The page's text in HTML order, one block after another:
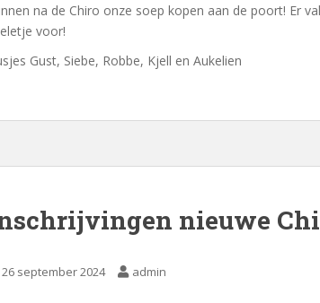
na de Chiro onze soep kopen aan de poort! Er
voor!
Gust, Siebe, Robbe, Kjell en Aukelien
nieuwe
26 september 2024 admin